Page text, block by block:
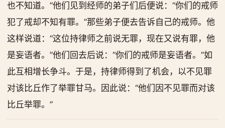
也不知道。”他们见到经师的弟子们后便说：“你们的戒师
犯了戒却不知有罪。”那些弟子便去告诉自己的戒师。他
这样说道：“这位持律师之前说无罪，现在又说有罪，他
是妄语者。”他们回去后说：“你们的戒师是妄语者。”如
此互相增长争斗。于是，持律师得到了机会，以不见罪
对该比丘作了举罪甘马。因此说：“他们因不见罪而对该
比丘举罪。”